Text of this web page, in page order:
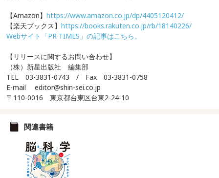
【Amazon】https://www.amazon.co.jp/dp/4405120412/
【楽天ブックス】https://books.rakuten.co.jp/rb/18140226/
Webサイト「PR TIMES」の記事はこちら。
【リリースに関するお問い合わせ】
（株）新星出版社 編集部
TEL
03-3831-0743 / Fax
03-3831-0758
E-mail
editor@shin-sei.co.jp
〒 110-0016 東京都台東区台東2-24-10
関連書籍